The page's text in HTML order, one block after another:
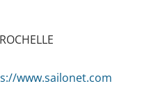
www.sailonet.com